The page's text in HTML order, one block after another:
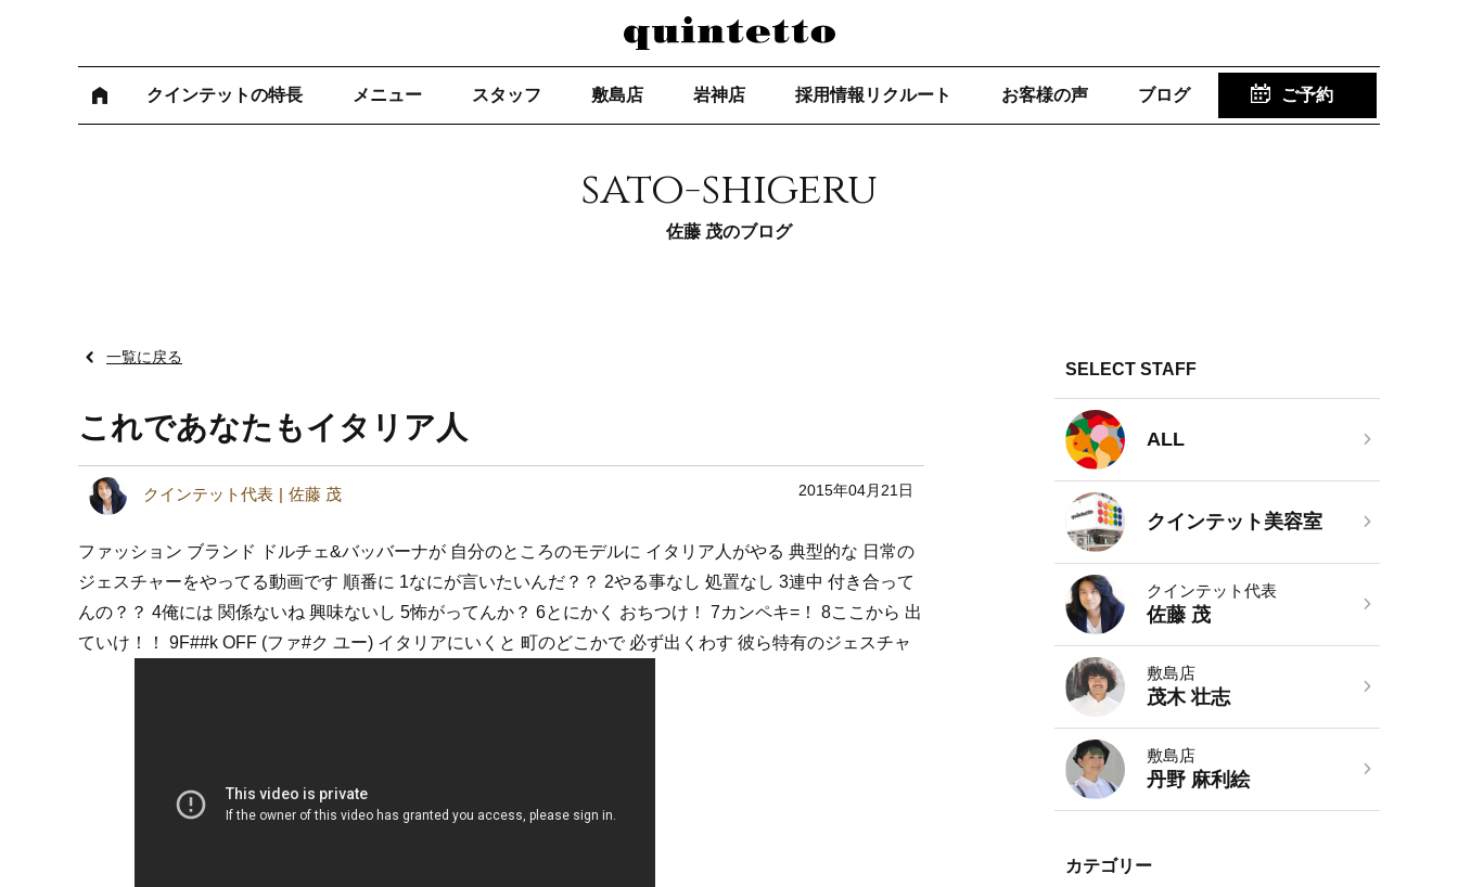
クインテットの特長 メニュー スタッフ 敷島店 岩神店 採用情報リクルート お客様の声 ブログ ご予約
sato-shigeru
佐藤 茂のブログ
一覧に戻る
これであなたもイタリア人
クインテット代表 佐藤 茂 2015年04月21日
ファッション ブランド ドルチェ&バッバーナが 自分のところのモデルに イタリア人がやる 典型的な 日常の
ジェスチャーをやってる動画です 順番に 1なにが言いたいんだ？？ 2やる事なし 処置なし 3連中 付き合って
んの？？ 4俺には 関係ないね 興味ないし 5怖がってんか？ 6とにかく おちつけ！ 7カンペキ=！ 8ここから 出
ていけ！！ 9F##k OFF (ファ#ク ユー) イタリアにいくと 町のどこかで 必ず出くわす 彼ら特有のジェスチャ
SELECT STAFF
ALL
クインテット美容室
クインテット代表
佐藤 茂
敷島店
茂木 壮志
敷島店
丹野 麻利絵
カテゴリー